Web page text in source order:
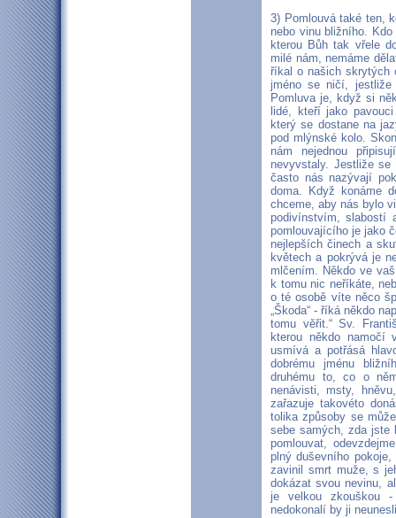
3) Pomlouvá také ten,
nebo vinu bližního.
kterou Bůh tak vřele
milé nám, nemáme
říkal o našich skrytých
jméno se ničí, jestliže
Pomluva je, když si
lidé, kteří jako
který se dostane na
pod mlýnské kolo.
nám nejednou
nevyvstaly. Jestliže
často nás nazývají
doma. Když konáme
chceme, aby nás bylo
podivínstvím, slabostí
pomlouvajícího je jako
nejlepších činech a
květech a pokrývá je
mlčením. Někdo ve
k tomu nic neříkáte,
o té osobě víte něco
„Škoda“ - říká někdo
tomu věřit.“ Sv.
kterou někdo
usmívá a potřásá
dobrému jménu
druhému to, co o
nenávisti, msty,
zařazuje takovéto
tolika způsoby se
sebe samých, zda jste
pomlouvat,
plný duševního
zavinil smrt muže, s
dokázat svou nevinu,
je velkou zkouškou
nedokonalí by ji